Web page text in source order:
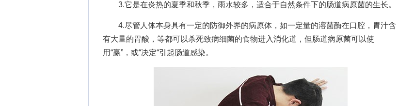
3.它是在炎热的夏季和秋季，雨水较多，适合于自然条件下的肠道病原菌的生长。
4.尽管人体本身具有一定的防御外界的病原体，如一定量的溶菌酶在口腔，胃汁含
有大量的胃酸，等都可以杀死致病细菌的食物进入消化道，但肠道病原菌可以使
用“赢”，或“决定“引起肠道感染。